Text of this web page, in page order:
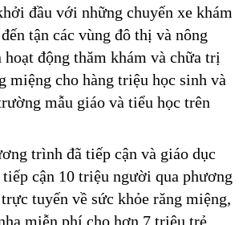
đầu với những chuyến xe khám
tận các vùng đô thị và nông
hoạt động thăm khám và chữa trị
miệng cho hàng triệu học sinh và
mẫu giáo và tiểu học trên
trình đã tiếp cận và giáo dục
cận 10 triệu người qua phương
tuyến về sức khỏe răng miệng,
miễn phí cho hơn 7 triệu trẻ